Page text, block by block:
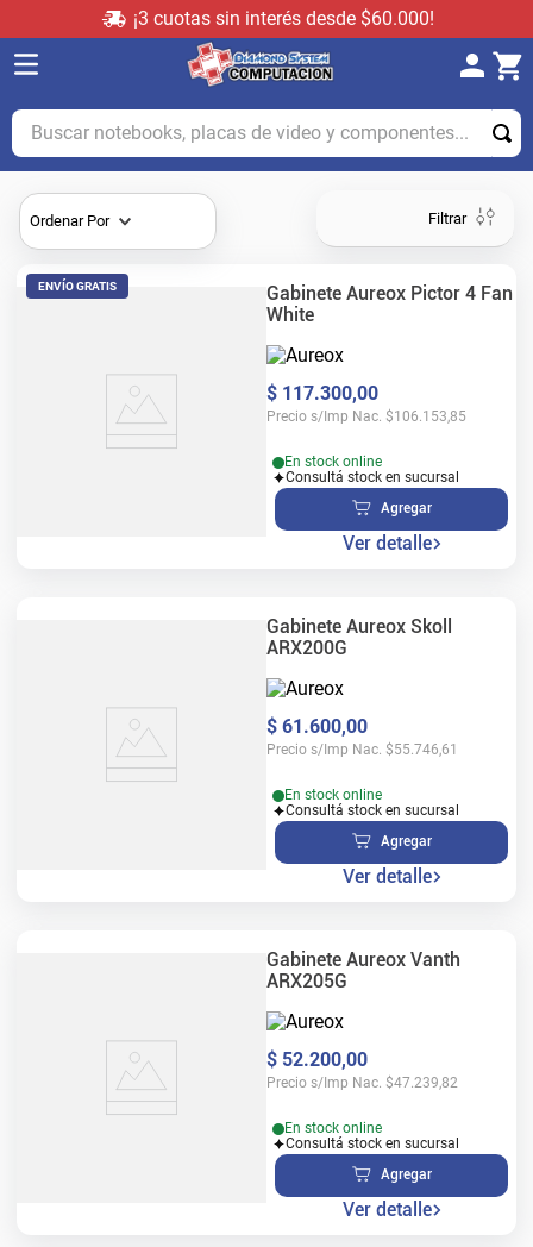
¡3 cuotas sin interés desde $60.000!
Buscar notebooks, placas de video y componentes...
Ordenar Por Filtrar
ENVÍO GRATIS
Gabinete Aureox Pictor 4 Fan
White
$ 117.300,00
Precio s/Imp Nac. $106.153,85
En stock online
Consultá stock en sucursal
Agregar
Ver detalle
Gabinete Aureox Skoll
ARX200G
$ 61.600,00
Precio s/Imp Nac. $55.746,61
En stock online
Consultá stock en sucursal
Agregar
Ver detalle
Gabinete Aureox Vanth
ARX205G
$ 52.200,00
Precio s/Imp Nac. $47.239,82
En stock online
Consultá stock en sucursal
Agregar
Ver detalle